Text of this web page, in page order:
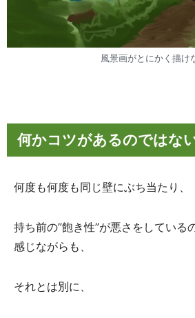
風景画がとにかく描け
何かコツがあるのではな
何度も何度も同じ壁にぶち当たり、
持ち前の”飽き性”が悪さをしている
感じながらも、
それとは別に、